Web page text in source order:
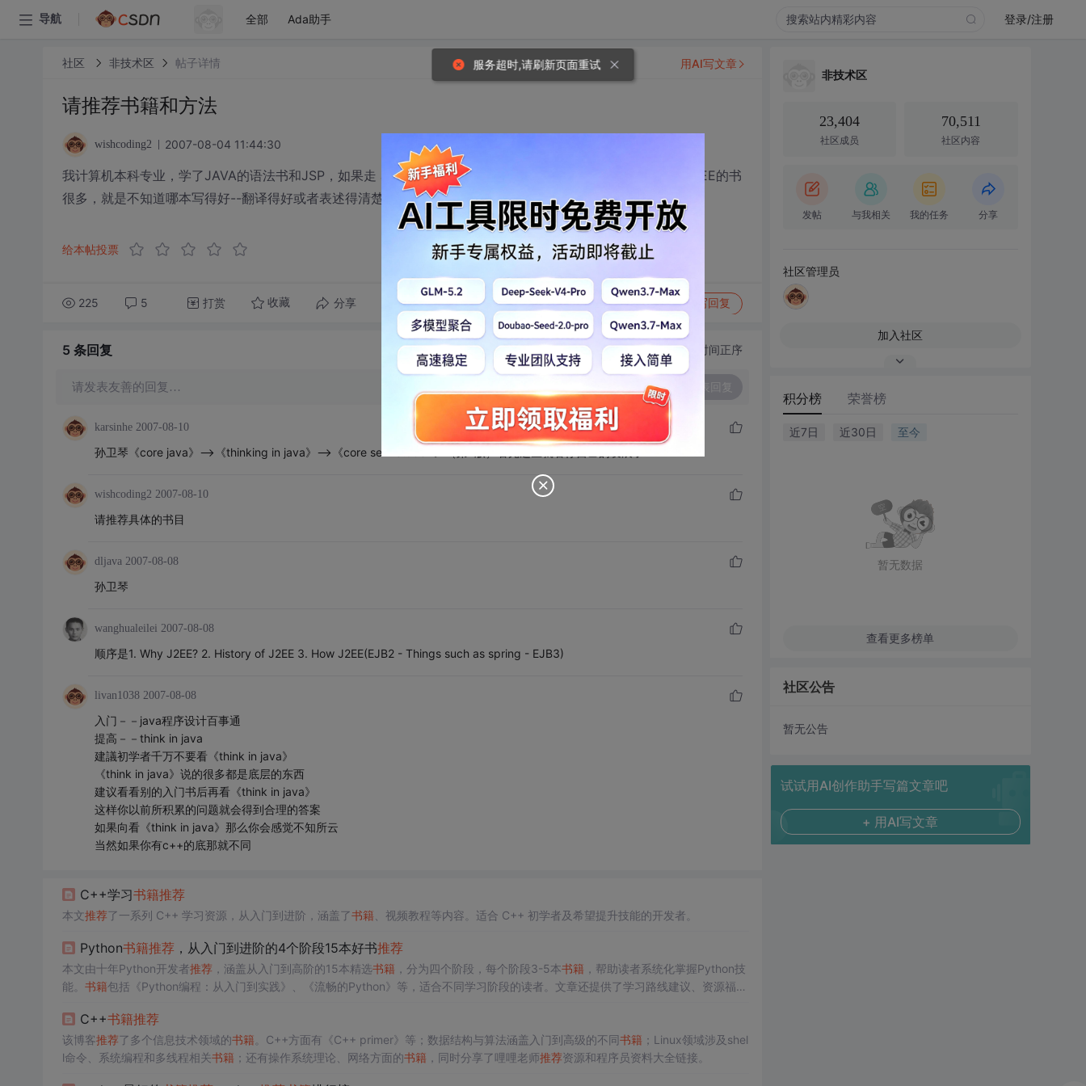
导航 全部 Ada助手 登录/注册
社区 非技术区 帖子详情
请推荐书籍和方法
wishcoding2 2007-08-04 11:44:30
我计算机本科专业，学了JAVA的语法书和JSP，如果走 JAVA这条路，我以后该如何学习呢？看些什么书呢？J2EE的书
很多，就是不知道哪本写得好--翻译得好或者表述得清楚。
给本帖投票
225 5 打赏 收藏 分享 转发到动态 举报 写回复
用AI写文章
5 条回复 切换为时间正序
请发表友善的回复…
karsinhe 2007-08-10
孙卫琴《core java》-->《thinking in java》-->《core servlet&JSP》（第2版）看完这些就看你自己的发展了
wishcoding2 2007-08-10
请推荐具体的书目
dljava 2007-08-08
孙卫琴
wanghualeilei 2007-08-08
顺序是1. Why J2EE? 2. History of J2EE 3. How J2EE(EJB2 - Things such as spring - EJB3)
livan1038 2007-08-08
入门－－java程序设计百事通
提高－－think in java
建議初学者千万不要看《think in java》
《think in java》说的很多都是底层的东西
建议看看别的入门书后再看《think in java》
这样你以前所积累的问题就会得到合理的答案
如果向看《think in java》那么你会感觉不知所云
当然如果你有c++的底那就不同
C++学习书籍推荐
本文推荐了一系列 C++ 学习资源，从入门到进阶，涵盖了书籍 、视频教程等内容。适合 C++ 初学者及希望提升技能的开发者。
Python书籍推荐 ，从入门到进阶的4个阶段15本好书推荐
本文由十年Python开发者推荐 ，涵盖从入门到高阶的15本精选书籍 ，分为四个阶段，每个阶段3-5本书籍 ，帮助读者系统化掌握Python技
能。 书籍包括《Python编程：从入门到实践》、《流畅的Python》等，适合不同学习阶段的读者。文章还提供了学习路线建议、资源福利
C++书籍推荐
该博客推荐了多个信息技术领域的书籍 。C++方面有《C++ primer》等；数据结构与算法涵盖入门到高级的不同书籍 ；Linux领域涉及shel
l命令、系统编程和多线程相关书籍 ；还有操作系统理论、网络方面的书籍 ，同时分享了哩哩老师推荐资源和程序员资料大全链接。
非技术区
23,404
社区成员
70,511
社区内容
发帖 与我相关 我的任务 分享
社区管理员
加入社区
积分榜 荣誉榜
近7日 近30日 至今
暂无数据
查看更多榜单
社区公告
暂无公告
试试用AI创作助手写篇文章吧
+ 用AI写文章
服务超时,请刷新页面重试